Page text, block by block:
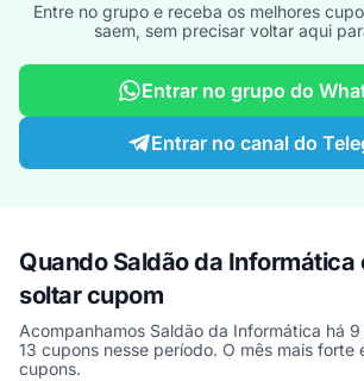
Entre no grupo e receba os melhores
saem, sem precisar voltar aqui
Entrar no grupo do
Entrar no canal do
Quando Saldão da Informática
soltar cupom
Acompanhamos Saldão da Informática há
13 cupons nesse período. O mês mais forte
cupons.